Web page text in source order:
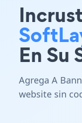
En Su
Agrega A
website sin